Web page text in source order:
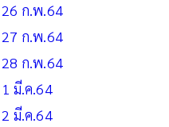
26 ก.พ.64
27 ก.พ.64
28 ก.พ.64
มี.ค.64
มี.ค.64